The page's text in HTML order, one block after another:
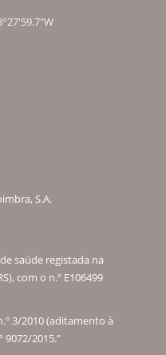
S.A.
saúde registada na
com o n.º E106499
3/2010 (aditamento à
9072/2015.”